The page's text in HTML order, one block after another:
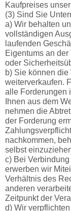
Kaufpreises
(3) Sind Sie
a) Wir behalten
vollständigen
laufenden
Eigentums an
oder
b) Sie können
weiterverkaufen.
alle Forderungen
Ihnen aus dem
nehmen die
der Forderung
nachkommen,
selbst
c) Bei
erwerben wir
Verhältnis des
anderen
Zeitpunkt der
d) Wir